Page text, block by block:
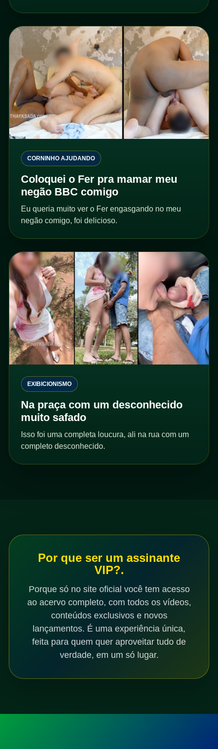
CORNINHO AJUDANDO
Coloquei o Fer pra mamar meu
negão BBC comigo
Eu queria muito ver o Fer engasgando no meu
negão comigo, foi delicioso.
EXIBICIONISMO
Na praça com um desconhecido
muito safado
Isso foi uma completa loucura, ali na rua com um
completo desconhecido.
Por que ser um assinante
VIP?.
Porque só no site oficial você tem acesso
ao acervo completo, com todos os vídeos,
conteúdos exclusivos e novos
lançamentos. É uma experiência única,
feita para quem quer aproveitar tudo de
verdade, em um só lugar.